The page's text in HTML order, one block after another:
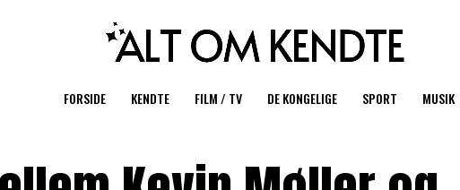
FORSIDE KENDTE FILM / TV DE KONGELIGE SPORT MUSIK